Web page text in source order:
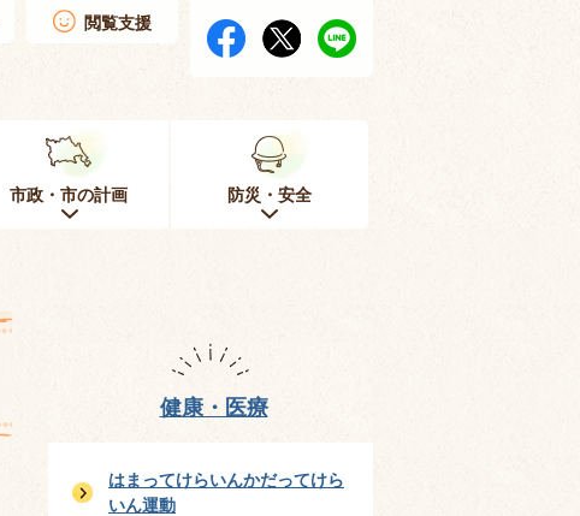
閲覧支援
市政・市の計画 防災・安全
健康・医療
はまってけらいんかだってけら
いん運動